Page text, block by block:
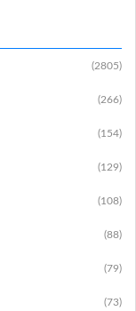
(2805)
(266)
(154)
(129)
(108)
(88)
(79)
(73)